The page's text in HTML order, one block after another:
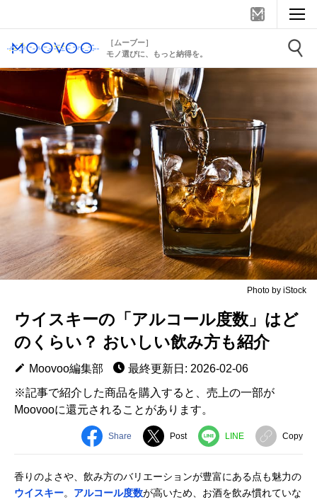
［ムーブー］
モノ選びに、もっと納得を。
Photo by iStock
ウイスキーの「アルコール度数」はど
のくらい？ おいしい飲み方も紹介
Moovoo編集部
最終更新日: 2026-02-06
※記事で紹介した商品を購入すると、売上の一部が
Moovooに還元されることがあります。
Share Post LINE Copy
香りのよさや、飲み方のバリエーションが豊富にある点も魅力の
ウイスキー。 アルコール度数が高いため、お酒を飲み慣れていな